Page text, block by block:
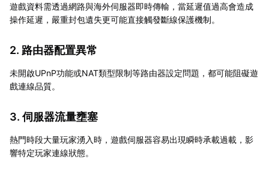
遊戲資料需透過網路與海外伺服器即時傳輸，當延遲值過高會造成
操作延遲，嚴重封包遺失更可能直接觸發斷線保護機制。
2. 路由器配置異常
未開啟UPnP功能或NAT類型限制等路由器設定問題，都可能阻礙遊
戲連線品質。
3. 伺服器流量壅塞
熱門時段大量玩家湧入時，遊戲伺服器容易出現瞬時承載過載，影
響特定玩家連線狀態。